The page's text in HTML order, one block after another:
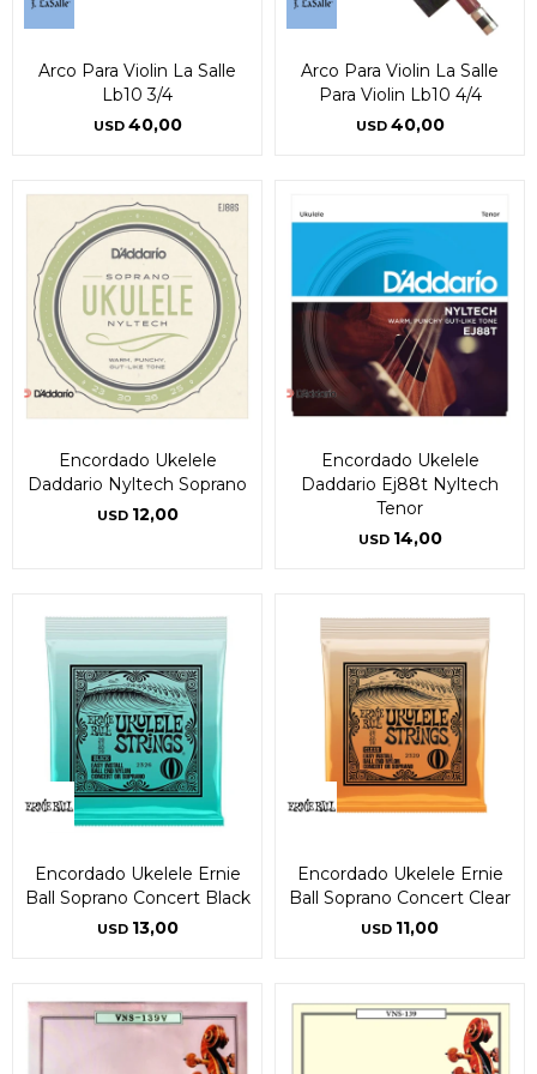
Arco Para Violin La Salle
Lb10 3/4
USD 40,00
Arco Para Violin La Salle
Para Violin Lb10 4/4
USD 40,00
Encordado Ukelele
Daddario Nyltech Soprano
USD 12,00
Encordado Ukelele
Daddario Ej88t Nyltech
Tenor
USD 14,00
Encordado Ukelele Ernie
Ball Soprano Concert Black
USD 13,00
Encordado Ukelele Ernie
Ball Soprano Concert Clear
USD 11,00